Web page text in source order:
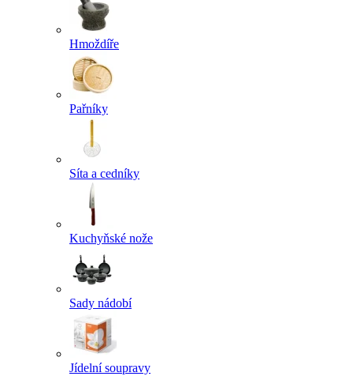
Hmoždíře
Pařníky
Síta a cedníky
Kuchyňské nože
Sady nádobí
Jídelní soupravy